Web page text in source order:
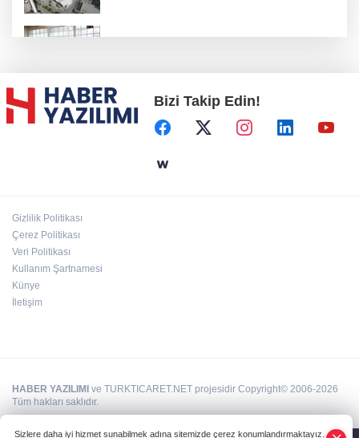
Başkent'in göletlerinde temizlik ve bakım
sürüyor
Bizi Takip Edin!
Gizlilik Politikası
Çerez Politikası
Veri Politikası
Kullanım Şartnamesi
Künye
İletişim
HABER YAZILIMI ve TURKTICARET.NET projesidir Copyright© 2006-2026
Tüm hakları saklıdır.
Sizlere daha iyi hizmet sunabilmek adına sitemizde çerez konumlandırmaktayız.